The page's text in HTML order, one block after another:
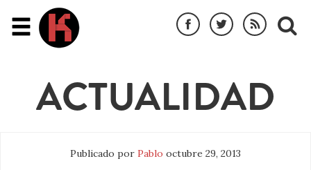
ACTUALIDAD
Publicado por Pablo octubre 29, 2013